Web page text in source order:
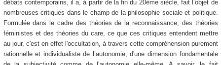
débats contemporains, il a, à partir de la fin du 20ème siècle, fait l’objet de
nombreuses critiques dans le champ de la philosophie sociale et politique.
Formulée dans le cadre des théories de la reconnaissance, des théories
féministes et des théories du care, ce que ces critiques entendent mettre
au jour, c'est en effet l'occultation, à travers cette compréhension purement
rationnelle et individualiste de l’autonomie, d'une dimension fondamentale